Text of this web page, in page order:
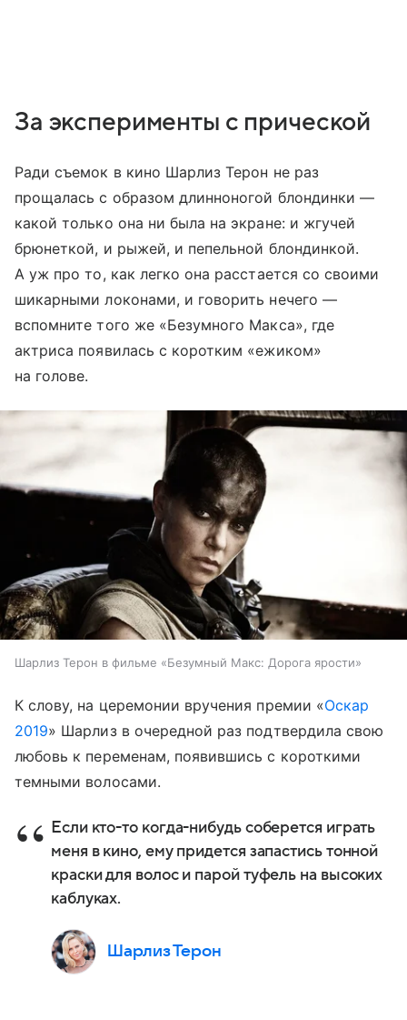
За эксперименты с прической
Ради съемок в кино Шарлиз Терон не раз
прощалась с образом длинноногой блондинки —
какой только она ни была на экране: и жгучей
брюнеткой, и рыжей, и пепельной блондинкой.
А уж про то, как легко она расстается со своими
шикарными локонами, и говорить нечего —
вспомните того же «Безумного Макса», где
актриса появилась с коротким «ежиком»
на голове.
Шарлиз Терон в фильме «Безумный Макс: Дорога ярости»
К слову, на церемонии вручения премии «Оскар
2019» Шарлиз в очередной раз подтвердила свою
любовь к переменам, появившись с короткими
темными волосами.
Если кто-то когда-нибудь соберется играть
меня в кино, ему придется запастись тонной
краски для волос и парой туфель на высоких
каблуках.
Шарлиз Терон